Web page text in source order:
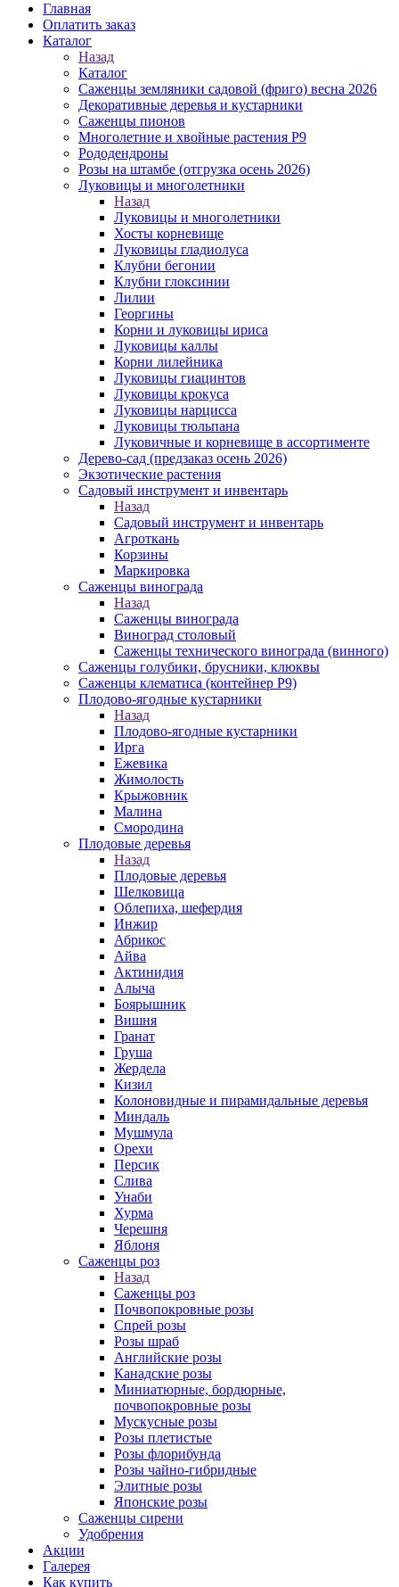
Главная
Оплатить заказ
Каталог
Назад
Каталог
Саженцы земляники садовой (фриго) весна 2026
Декоративные деревья и кустарники
Саженцы пионов
Многолетние и хвойные растения Р9
Рододендроны
Розы на штамбе (отгрузка осень 2026)
Луковицы и многолетники
Назад
Луковицы и многолетники
Хосты корневище
Луковицы гладиолуса
Клубни бегонии
Клубни глоксинии
Лилии
Георгины
Корни и луковицы ириса
Луковицы каллы
Корни лилейника
Луковицы гиацинтов
Луковицы крокуса
Луковицы нарцисса
Луковицы тюльпана
Луковичные и корневище в ассортименте
Дерево-сад (предзаказ осень 2026)
Экзотические растения
Садовый инструмент и инвентарь
Назад
Садовый инструмент и инвентарь
Агроткань
Корзины
Маркировка
Саженцы винограда
Назад
Саженцы винограда
Виноград столовый
Саженцы технического винограда (винного)
Саженцы голубики, брусники, клюквы
Саженцы клематиса (контейнер Р9)
Плодово-ягодные кустарники
Назад
Плодово-ягодные кустарники
Ирга
Ежевика
Жимолость
Крыжовник
Малина
Смородина
Плодовые деревья
Назад
Плодовые деревья
Шелковица
Облепиха, шефердия
Инжир
Абрикос
Айва
Актинидия
Алыча
Боярышник
Вишня
Гранат
Груша
Жердела
Кизил
Колоновидные и пирамидальные деревья
Миндаль
Мушмула
Орехи
Персик
Слива
Унаби
Хурма
Черешня
Яблоня
Саженцы роз
Назад
Саженцы роз
Почвопокровные розы
Спрей розы
Розы шраб
Английские розы
Канадские розы
Миниатюрные, бордюрные,
почвопокровные розы
Мускусные розы
Розы плетистые
Розы флорибунда
Розы чайно-гибридные
Элитные розы
Японские розы
Саженцы сирени
Удобрения
Акции
Галерея
Как купить